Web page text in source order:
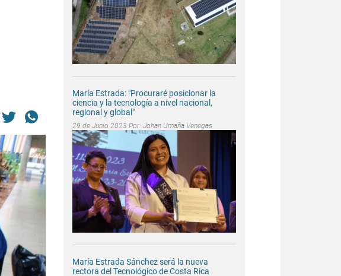
María Estrada: "Procuraré posicionar la
ciencia y la tecnología a nivel nacional,
regional y global"
29 de Junio 2023 Por: Johan Umaña Venegas
María Estrada Sánchez será la nueva
rectora del Tecnológico de Costa Rica